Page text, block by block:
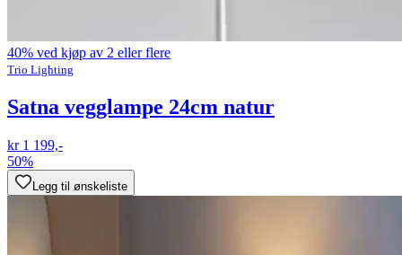
40% ved kjøp av 2 eller flere
Trio Lighting
Satna vegglampe 24cm natur
kr 1 199,-
50%
Legg til ønskeliste